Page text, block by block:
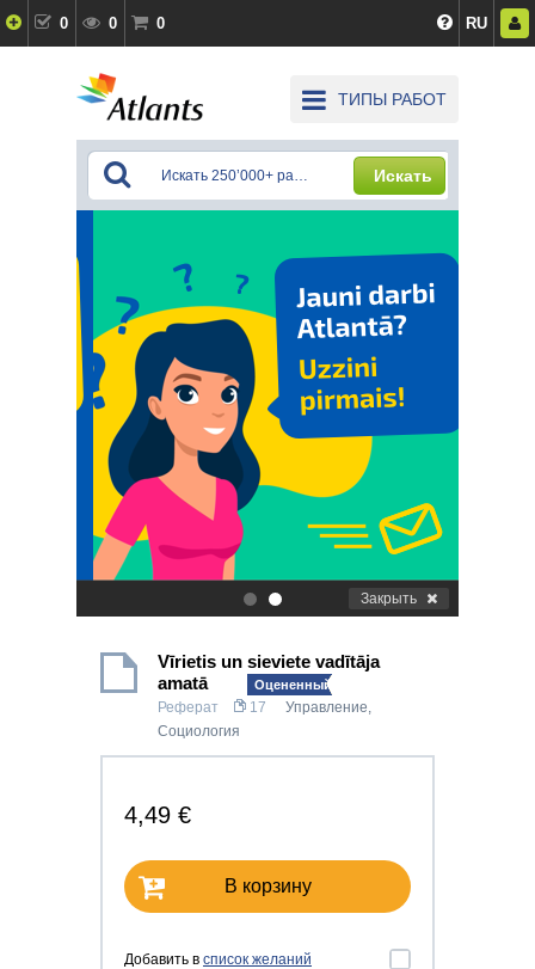
0 0 0 RU
ТИПЫ РАБОТ
Искать
. Закрыть
Vīrietis un sieviete vadītāja
amatā
Оцененный!
Реферат 17 Управление,
Социология
4,49 €
В корзину
Добавить в список желаний